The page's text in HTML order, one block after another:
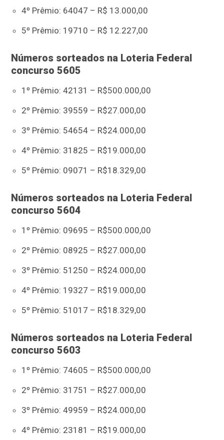
4º Prêmio: 64047 – R$ 13.000,00
5º Prêmio: 19710 – R$ 12.227,00
Números sorteados na Loteria Federal
concurso 5605
1º Prêmio: 42131 – R$500.000,00
2º Prêmio: 39559 – R$27.000,00
3º Prêmio: 54654 – R$24.000,00
4º Prêmio: 31825 – R$19.000,00
5º Prêmio: 09071 – R$18.329,00
Números sorteados na Loteria Federal
concurso 5604
1º Prêmio: 09695 – R$500.000,00
2º Prêmio: 08925 – R$27.000,00
3º Prêmio: 51250 – R$24.000,00
4º Prêmio: 19327 – R$19.000,00
5º Prêmio: 51017 – R$18.329,00
Números sorteados na Loteria Federal
concurso 5603
1º Prêmio: 74605 – R$500.000,00
2º Prêmio: 31751 – R$27.000,00
3º Prêmio: 49959 – R$24.000,00
4º Prêmio: 23181 – R$19.000,00